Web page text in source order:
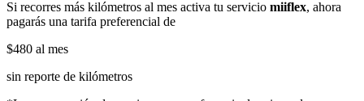
Si recorres más kilómetros al mes activa tu servicio miiflex, ahora
pagarás una tarifa preferencial de
$480 al mes
sin reporte de kilómetros